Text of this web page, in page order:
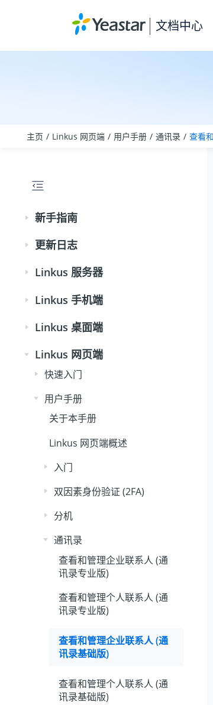
文档中心
主页 Linkus 网页端 用户手册 通讯录 查看
新手指南
更新日志
Linkus 服务器
Linkus 手机端
Linkus 桌面端
Linkus 网页端
快速入门
用户手册
关于本手册
Linkus 网页端概述
入门
双因素身份验证 (2FA)
分机
通讯录
查看和管理企业联系人 (通
讯录专业版)
查看和管理个人联系人 (通
讯录专业版)
查看和管理企业联系人 (通
讯录基础版)
查看和管理个人联系人 (通
讯录基础版)